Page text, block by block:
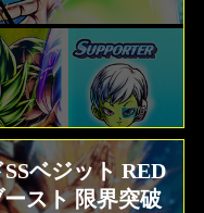
スト 限界突破